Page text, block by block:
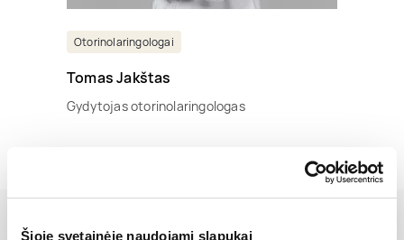
Šioje svetainėje naudojami slapukai
Otorinolaringologai
Tomas Jakštas
Gydytojas otorinolaringologas